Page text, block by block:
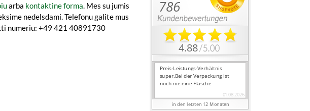
arba kontaktine forma . Mes su jumis
nedelsdami. Telefonu galite mus
numeriu: +49 421 40891730